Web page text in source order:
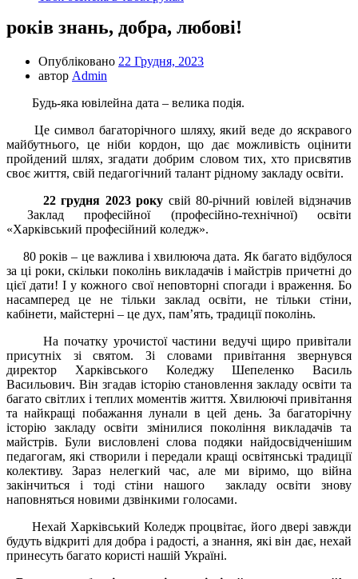
років знань, добра, любові!
Опубліковано 22 Грудня, 2023
автор Admin
Будь-яка ювілейна дата – велика подія.
Це символ багаторічного шляху, який веде до яскравого
майбутнього, це ніби кордон, що дає можливість оцінити
пройдений шлях, згадати добрим словом тих, хто присвятив
своє життя, свій педагогічний талант рідному закладу освіти.
22 грудня 2023 року свій 80-річний ювілей відзначив
Заклад професійної (професійно-технічної) освіти
«Харківський професійний коледж».
80 років – це важлива і хвилююча дата. Як багато відбулося
за ці роки, скільки поколінь викладачів і майстрів причетні до
цієї дати! І у кожного свої неповторні спогади і враження. Бо
насамперед це не тільки заклад освіти, не тільки стіни,
кабінети, майстерні – це дух, пам’ять, традиції поколінь.
На початку урочистої частини ведучі щиро привітали
присутніх зі святом. Зі словами привітання звернувся
директор Харківського Коледжу Шепеленко Василь
Васильович. Він згадав історію становлення закладу освіти та
багато світлих і теплих моментів життя. Хвилюючі привітання
та найкращі побажання лунали в цей день. За багаторічну
історію закладу освіти змінилися покоління викладачів та
майстрів. Були висловлені слова подяки найдосвідченішим
педагогам, які створили і передали кращі освітянські традиції
колективу. Зараз нелегкий час, але ми віримо, що війна
закінчиться і тоді стіни нашого закладу освіти знову
наповняться новими дзвінкими голосами.
Нехай Харківський Коледж процвітає, його двері завжди
будуть відкриті для добра і радості, а знання, які він дає, нехай
принесуть багато користі нашій Україні.